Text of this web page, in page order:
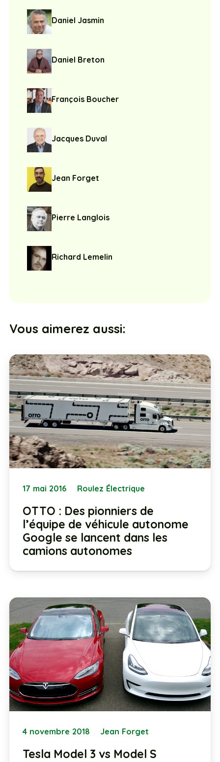
Daniel Jasmin
Daniel Breton
François Boucher
Jacques Duval
Jean Forget
Pierre Langlois
Richard Lemelin
Vous aimerez aussi:
17 mai 2016 Roulez Électrique
OTTO : Des pionniers de
l’équipe de véhicule autonome
Google se lancent dans les
camions autonomes
4 novembre 2018 Jean Forget
Tesla Model 3 vs Model S